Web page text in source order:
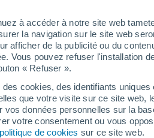
à accéder à notre site web
la navigation sur le site web
afficher de la publicité ou du
Vous pouvez refuser l'installation
« Refuser ».
des cookies, des identifiants
que votre visite sur ce site web,
données personnelles sur la
votre consentement ou vous
politique de cookies sur ce site web.